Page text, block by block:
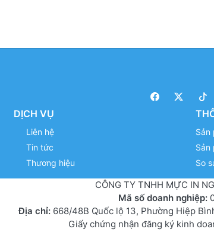
DỊCH VỤ
Liên hệ
Tin tức
Thương hiệu
Sản
Sản
So
CÔNG TY TNHH MỰC IN
Mã số doanh nghiệp:
Địa chỉ:668/48B Quốc lộ 13, Phường Hiệp
Giấy chứng nhận đăng ký kinh